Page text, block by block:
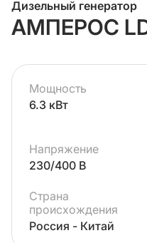
Дизельный генератор
АМПЕРОС
Мощность
6.3 кВт
Напряжение
230/400 В
Страна
происхождения
Россия - Китай